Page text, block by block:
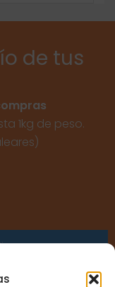
de tus
1kg de peso.